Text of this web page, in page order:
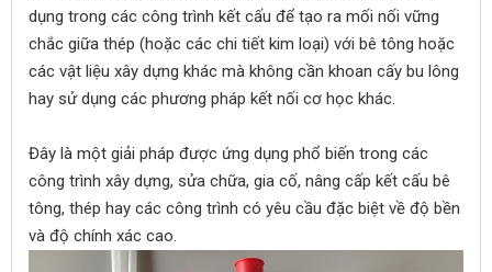
dụng trong các công trình kết cấu để tạo ra mối nối vững
chắc giữa thép (hoặc các chi tiết kim loại) với bê tông hoặc
các vật liệu xây dựng khác mà không cần khoan cấy bu lông
hay sử dụng các phương pháp kết nối cơ học khác.
Đây là một giải pháp được ứng dụng phổ biến trong các
công trình xây dựng, sửa chữa, gia cố, nâng cấp kết cấu bê
tông, thép hay các công trình có yêu cầu đặc biệt về độ bền
và độ chính xác cao.